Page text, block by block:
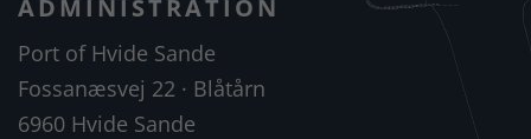
ADMINISTRATION
Port of Hvide Sande
Fossanæsvej 22 · Blåtårn
6960 Hvide Sande